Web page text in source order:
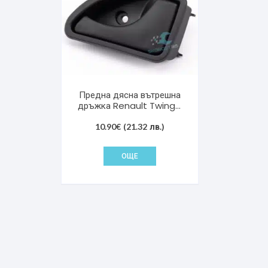
Предна дясна вътрешна
дръжка Renault Twingo
10.90€ (21.32 лв.)
ОЩЕ